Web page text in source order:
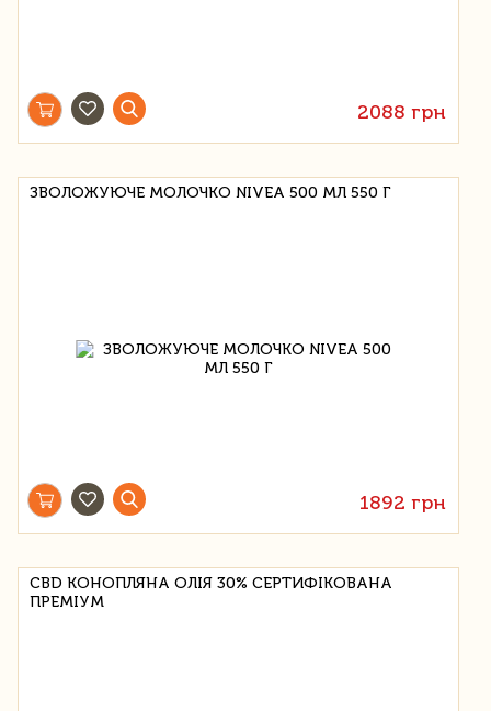
2088 грн
ЗВОЛОЖУЮЧЕ МОЛОЧКО NIVEA 500 МЛ 550 Г
1892 грн
CBD КОНОПЛЯНА ОЛІЯ 30% СЕРТИФІКОВАНА
ПРЕМІУМ